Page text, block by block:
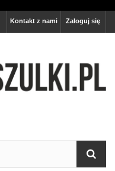
Zaloguj się
Kontakt z nami